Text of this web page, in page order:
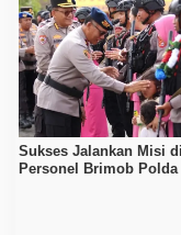
Sukses Jalankan Misi
Personel Brimob